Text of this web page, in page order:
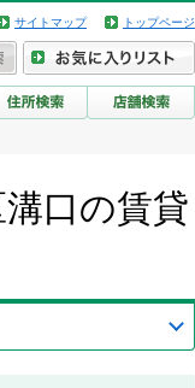
サイトマップ トップページ
口の賃貸